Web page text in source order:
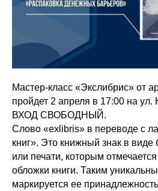
Мастер-класс «Экслибрис» от
пройдет 2 апреля в 17:00 на ул.
ВХОД СВОБОДНЫЙ.
Слово «exlibris» в переводе с
книг». Это книжный знак в виде
или печати, которым
обложки книги. Таким
маркируется ее